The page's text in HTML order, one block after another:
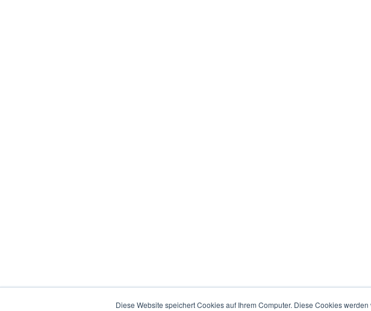
Diese Website speichert Cookies auf Ihrem Computer. Diese Cookies